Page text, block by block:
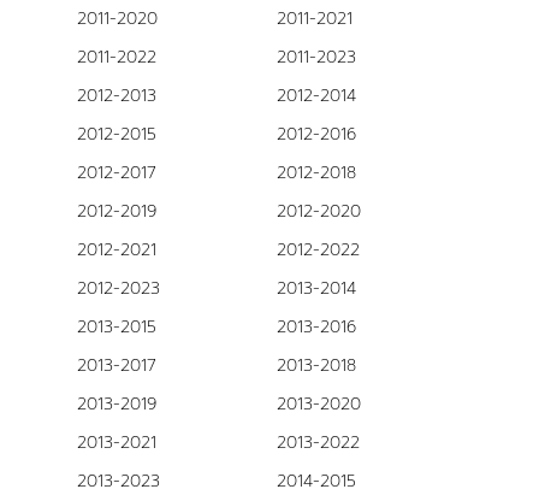
2011-2020
2011-2021
2011-2022
2011-2023
2012-2013
2012-2014
2012-2015
2012-2016
2012-2017
2012-2018
2012-2019
2012-2020
2012-2021
2012-2022
2012-2023
2013-2014
2013-2015
2013-2016
2013-2017
2013-2018
2013-2019
2013-2020
2013-2021
2013-2022
2013-2023
2014-2015